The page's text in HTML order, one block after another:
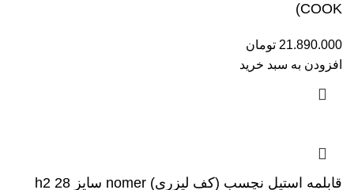
COOK)
21.890.000 تومان
افزودن به سبد خرید
قابلمه استیل نچسب (کف لیزری) nomer سایز 28 h2